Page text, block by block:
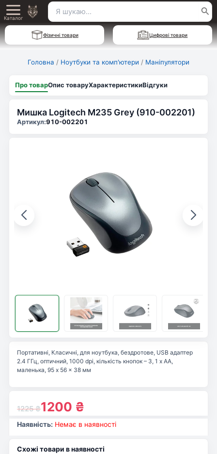
Перейти
до
вмісту
Main
Menu
Каталог
Пошук
для:
Фізичні товари Цифрові товари
Головна / Ноутбуки та комп'ютери / Маніпулятори
Про товарОпис товаруХарактеристикиВідгуки
Мишка Logitech M235 Grey (910-002201)
Артикул:910-002201
1225₴1200 ₴
Портативні, Класичні, для ноутбука, бездротове, USB адаптер
2.4 ГГц, оптичний, 1000 dpi, кількість кнопок – 3, 1 х AA,
маленька, 95 x 56 x 38 мм
Наявність: Немає в наявності
Схожі товари в наявності